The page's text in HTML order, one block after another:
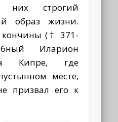
них строгий
образ жизни.
кончины († 371-
Иларион
Кипре, где
месте,
призвал его к